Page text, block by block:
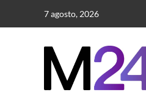
7 agosto, 2026